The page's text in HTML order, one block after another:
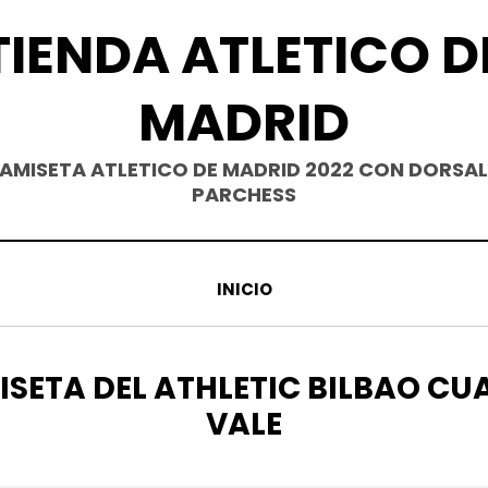
ATLETICO
MADRID
ATLETICO DE MADRID 2022 CON
PARCHESS
INICIO
DEL ATHLETIC BILBAO
VALE